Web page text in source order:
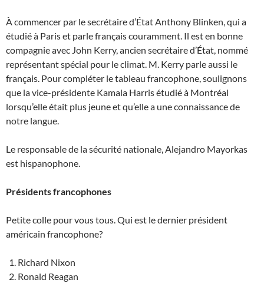
À commencer par le secrétaire d’État Anthony Blinken, qui a
étudié à Paris et parle français couramment. Il est en bonne
compagnie avec John Kerry, ancien secrétaire d’État, nommé
représentant spécial pour le climat. M. Kerry parle aussi le
français. Pour compléter le tableau francophone, soulignons
que la vice-présidente Kamala Harris étudié à Montréal
lorsqu’elle était plus jeune et qu’elle a une connaissance de
notre langue.
Le responsable de la sécurité nationale, Alejandro Mayorkas
est hispanophone.
Présidents francophones
Petite colle pour vous tous. Qui est le dernier président
américain francophone?
Richard Nixon
Ronald Reagan